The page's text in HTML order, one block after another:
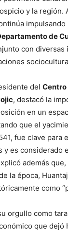
y la región.
impulsando
de
con diversas
del Centro
, destacó la
en un
que el
fue clave para
y es considerado
además
la época,
como
orgullo como
que dejó